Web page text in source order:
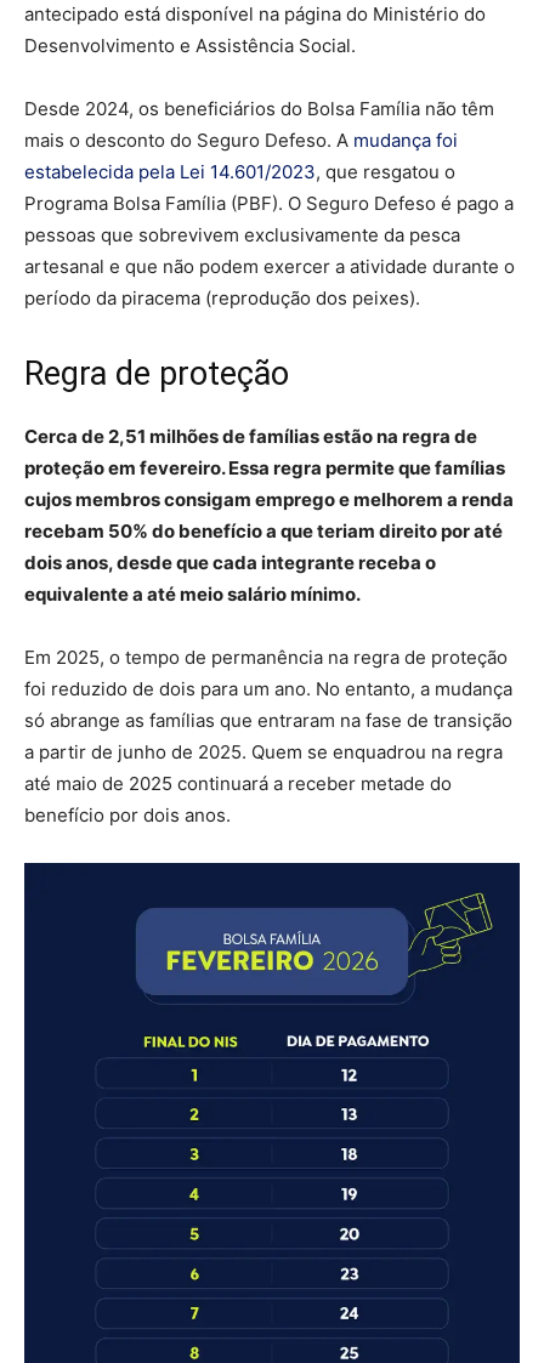
antecipado está disponível na página do Ministério do
Desenvolvimento e Assistência Social.
Desde 2024, os beneficiários do Bolsa Família não têm
mais o desconto do Seguro Defeso. A mudança foi
estabelecida pela Lei 14.601/2023, que resgatou o
Programa Bolsa Família (PBF). O Seguro Defeso é pago a
pessoas que sobrevivem exclusivamente da pesca
artesanal e que não podem exercer a atividade durante o
período da piracema (reprodução dos peixes).
Regra de proteção
Cerca de 2,51 milhões de famílias estão na regra de
proteção em fevereiro. Essa regra permite que famílias
cujos membros consigam emprego e melhorem a renda
recebam 50% do benefício a que teriam direito por até
dois anos, desde que cada integrante receba o
equivalente a até meio salário mínimo.
Em 2025, o tempo de permanência na regra de proteção
foi reduzido de dois para um ano. No entanto, a mudança
só abrange as famílias que entraram na fase de transição
a partir de junho de 2025. Quem se enquadrou na regra
até maio de 2025 continuará a receber metade do
benefício por dois anos.